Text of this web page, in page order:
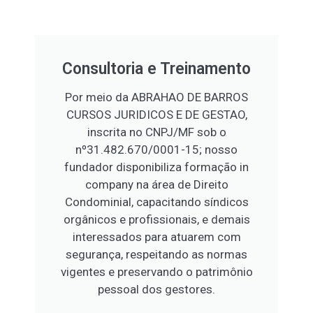
Consultoria e Treinamento
Por meio da ABRAHAO DE BARROS
CURSOS JURIDICOS E DE GESTAO,
inscrita no CNPJ/MF sob o
nº31.482.670/0001-15; nosso
fundador disponibiliza formação in
company na área de Direito
Condominial, capacitando síndicos
orgânicos e profissionais, e demais
interessados para atuarem com
segurança, respeitando as normas
vigentes e preservando o patrimônio
pessoal dos gestores.